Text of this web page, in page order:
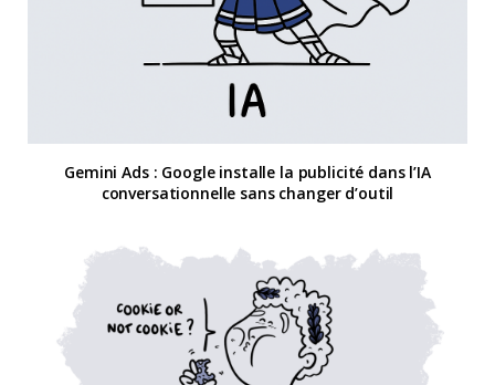
Gemini Ads : Google installe la publicité dans l’IA
conversationnelle sans changer d’outil